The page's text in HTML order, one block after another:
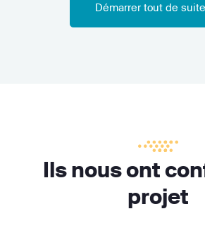
Démarrer tout de
Ils nous ont
projet